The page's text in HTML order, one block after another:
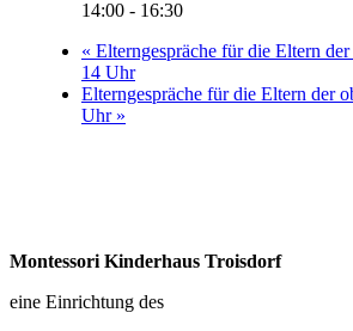
14:00 - 16:30
« Elterngespräche für die Eltern
14 Uhr
Elterngespräche für die Eltern der
Uhr »
Montessori Kinderhaus Troisdorf
eine Einrichtung des